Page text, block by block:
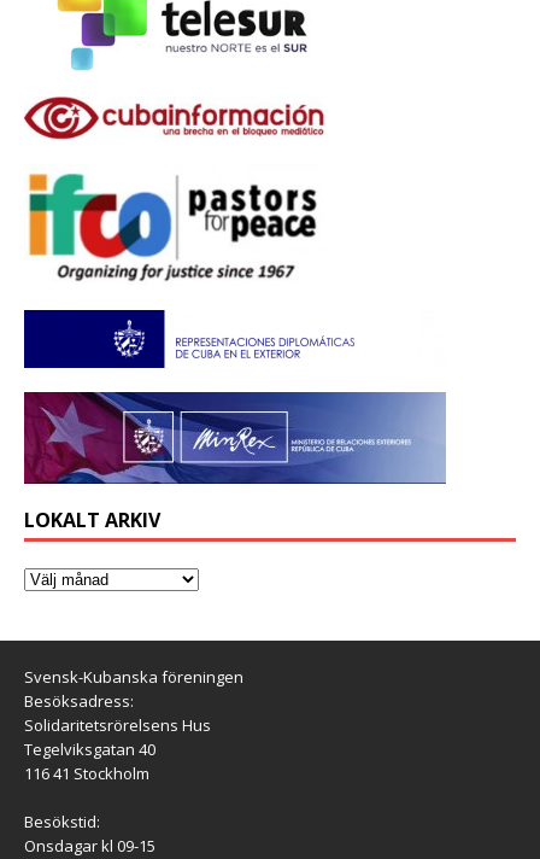
LOKALT ARKIV
Svensk-Kubanska föreningen
Besöksadress:
Solidaritetsrörelsens Hus
Tegelviksgatan 40
116 41 Stockholm
Besökstid:
Onsdagar kl 09-15